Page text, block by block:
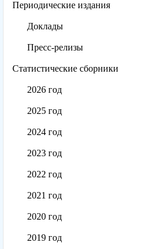
Периодические издания
Доклады
Пресс-релизы
Статистические сборники
2026 год
2025 год
2024 год
2023 год
2022 год
2021 год
2020 год
2019 год